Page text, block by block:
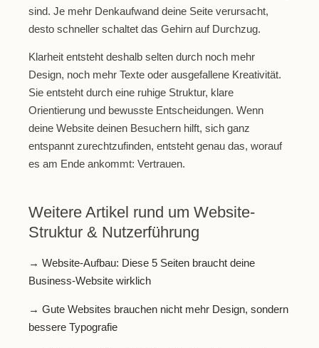
sind. Je mehr Denkaufwand deine Seite verursacht,
desto schneller schaltet das Gehirn auf Durchzug.
Klarheit entsteht deshalb selten durch noch mehr
Design, noch mehr Texte oder ausgefallene Kreativität.
Sie entsteht durch eine ruhige Struktur, klare
Orientierung und bewusste Entscheidungen. Wenn
deine Website deinen Besuchern hilft, sich ganz
entspannt zurechtzufinden, entsteht genau das, worauf
es am Ende ankommt: Vertrauen.
Weitere Artikel rund um Website-
Struktur & Nutzerführung
→ Website-Aufbau: Diese 5 Seiten braucht deine
Business-Website wirklich
→ Gute Websites brauchen nicht mehr Design, sondern
bessere Typografie